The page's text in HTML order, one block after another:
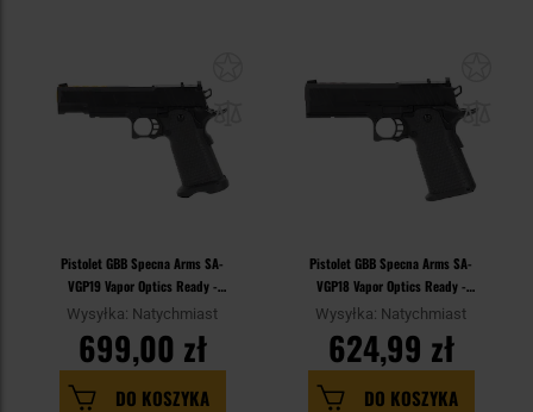
Pistolet GBB Specna Arms SA-
VGP19 Vapor Optics Ready -
Black
Wysyłka: Natychmiast
699,00 zł
DO KOSZYKA
Pistolet GBB Specna Arms SA-
VGP18 Vapor Optics Ready -
Black
Wysyłka: Natychmiast
624,99 zł
DO KOSZYKA